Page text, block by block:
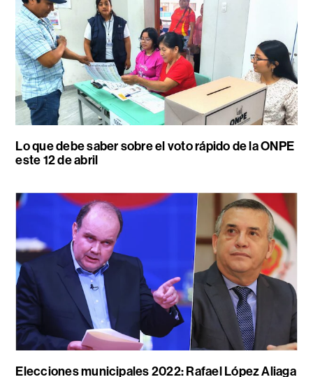
Lo que debe saber sobre el voto rápido de la ONPE
este 12 de abril
Elecciones municipales 2022: Rafael López Aliaga